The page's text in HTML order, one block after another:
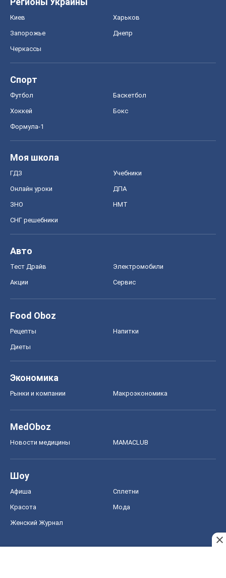
Киев Харьков
Запорожье Днепр
Черкассы
Спорт
Футбол Баскетбол
Хоккей Бокс
Формула-1
Моя школа
ГДЗ Учебники
Онлайн уроки ДПА
ЗНО НМТ
СНГ решебники
Авто
Тест Драйв Электромобили
Акции Сервис
Food Oboz
Рецепты Напитки
Диеты
Экономика
Рынки и компании Mакроэкономика
MedOboz
Новости медицины MAMACLUB
Шоу
Афиша Сплетни
Красота Мода
Женский Журнал